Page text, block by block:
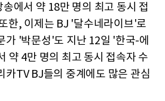
에서 약 18만 명의 최고 동시 접
한, 이제는 BJ '달수네라이브'로
가 '박문성'도 지난 12일 '한국-에
약 4만 명의 최고 동시 접속자 수
카TV BJ들의 중계에도 많은 관심